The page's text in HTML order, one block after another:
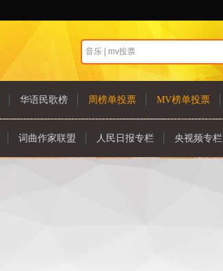
华语民歌榜 周榜单投票 MV榜单投票
词曲作家联盟 人民日报专栏 央视频专栏